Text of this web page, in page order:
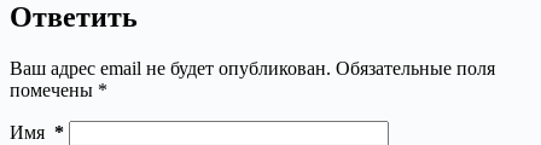
Ответить
Ваш адрес email не будет опубликован. Обязательные поля
помечены *
Имя *